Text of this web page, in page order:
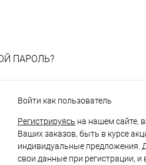
контроль доступа
ПАРОЛЬ?
Войти как пользователь
Регистрируясь на нашем сайте,
Ваших заказов, быть в курсе
индивидуальные предложения.
свои данные при регистрации,